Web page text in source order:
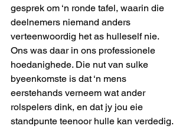
gesprek om ‘n ronde tafel, waarin die
deelnemers niemand anders
verteenwoordig het as hulleself nie.
Ons was daar in ons professionele
hoedanighede. Die nut van sulke
byeenkomste is dat ‘n mens
eerstehands verneem wat ander
rolspelers dink, en dat jy jou eie
standpunte teenoor hulle kan verdedig.